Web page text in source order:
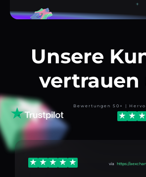
Unsere
vertrauen
Bewertungen 50+ |
via https://